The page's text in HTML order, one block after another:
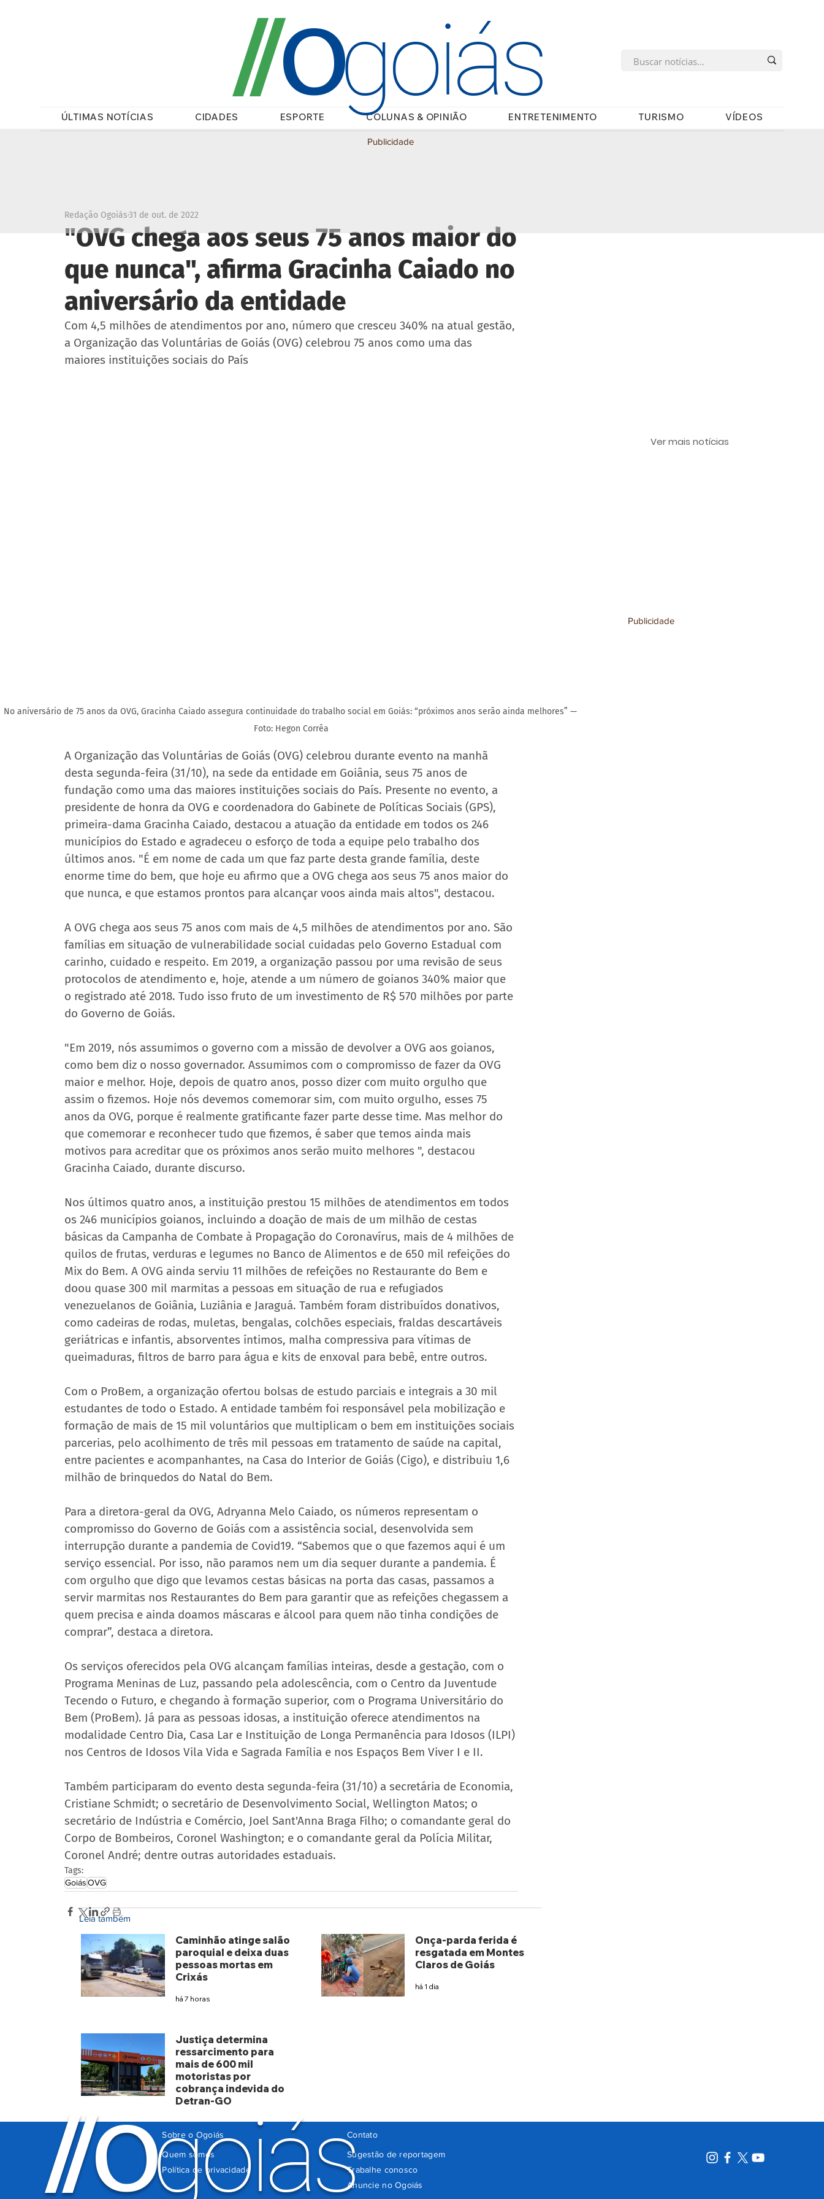
ÚLTIMAS NOTÍCIAS CIDADES ESPORTE COLUNAS & OPINIÃO ENTRETENIMENTO TURISMO VÍDEOS
//Ogoiás
"OVG chega aos seus 75 anos maior do
que nunca", afirma Gracinha Caiado no
aniversário da entidade
Redação Ogoiás31 de out. de 2022
Com 4,5 milhões de atendimentos por ano, número que cresceu 340% na atual gestão,
a Organização das Voluntárias de Goiás (OVG) celebrou 75 anos como uma das
maiores instituições sociais do País
No aniversário de 75 anos da OVG, Gracinha Caiado assegura continuidade do trabalho social em Goiás: “próximos anos serão ainda melhores” —
Foto: Hegon Corrêa
A Organização das Voluntárias de Goiás (OVG) celebrou durante evento na manhã
desta segunda-feira (31/10), na sede da entidade em Goiânia, seus 75 anos de
fundação como uma das maiores instituições sociais do País. Presente no evento, a
presidente de honra da OVG e coordenadora do Gabinete de Políticas Sociais (GPS),
primeira-dama Gracinha Caiado, destacou a atuação da entidade em todos os 246
municípios do Estado e agradeceu o esforço de toda a equipe pelo trabalho dos
últimos anos. "É em nome de cada um que faz parte desta grande família, deste
enorme time do bem, que hoje eu afirmo que a OVG chega aos seus 75 anos maior do
que nunca, e que estamos prontos para alcançar voos ainda mais altos", destacou.
A OVG chega aos seus 75 anos com mais de 4,5 milhões de atendimentos por ano. São
famílias em situação de vulnerabilidade social cuidadas pelo Governo Estadual com
carinho, cuidado e respeito. Em 2019, a organização passou por uma revisão de seus
protocolos de atendimento e, hoje, atende a um número de goianos 340% maior que
o registrado até 2018. Tudo isso fruto de um investimento de R$ 570 milhões por parte
do Governo de Goiás.
"Em 2019, nós assumimos o governo com a missão de devolver a OVG aos goianos,
como bem diz o nosso governador. Assumimos com o compromisso de fazer da OVG
maior e melhor. Hoje, depois de quatro anos, posso dizer com muito orgulho que
assim o fizemos. Hoje nós devemos comemorar sim, com muito orgulho, esses 75
anos da OVG, porque é realmente gratificante fazer parte desse time. Mas melhor do
que comemorar e reconhecer tudo que fizemos, é saber que temos ainda mais
motivos para acreditar que os próximos anos serão muito melhores ", destacou
Gracinha Caiado, durante discurso.
Nos últimos quatro anos, a instituição prestou 15 milhões de atendimentos em todos
os 246 municípios goianos, incluindo a doação de mais de um milhão de cestas
básicas da Campanha de Combate à Propagação do Coronavírus, mais de 4 milhões de
quilos de frutas, verduras e legumes no Banco de Alimentos e de 650 mil refeições do
Mix do Bem. A OVG ainda serviu 11 milhões de refeições no Restaurante do Bem e
doou quase 300 mil marmitas a pessoas em situação de rua e refugiados
venezuelanos de Goiânia, Luziânia e Jaraguá. Também foram distribuídos donativos,
como cadeiras de rodas, muletas, bengalas, colchões especiais, fraldas descartáveis
geriátricas e infantis, absorventes íntimos, malha compressiva para vítimas de
queimaduras, filtros de barro para água e kits de enxoval para bebê, entre outros.
Com o ProBem, a organização ofertou bolsas de estudo parciais e integrais a 30 mil
estudantes de todo o Estado. A entidade também foi responsável pela mobilização e
formação de mais de 15 mil voluntários que multiplicam o bem em instituições sociais
parcerias, pelo acolhimento de três mil pessoas em tratamento de saúde na capital,
entre pacientes e acompanhantes, na Casa do Interior de Goiás (Cigo), e distribuiu 1,6
milhão de brinquedos do Natal do Bem.
Para a diretora-geral da OVG, Adryanna Melo Caiado, os números representam o
compromisso do Governo de Goiás com a assistência social, desenvolvida sem
interrupção durante a pandemia de Covid19. “Sabemos que o que fazemos aqui é um
serviço essencial. Por isso, não paramos nem um dia sequer durante a pandemia. É
com orgulho que digo que levamos cestas básicas na porta das casas, passamos a
servir marmitas nos Restaurantes do Bem para garantir que as refeições chegassem a
quem precisa e ainda doamos máscaras e álcool para quem não tinha condições de
comprar”, destaca a diretora.
Os serviços oferecidos pela OVG alcançam famílias inteiras, desde a gestação, com o
Programa Meninas de Luz, passando pela adolescência, com o Centro da Juventude
Tecendo o Futuro, e chegando à formação superior, com o Programa Universitário do
Bem (ProBem). Já para as pessoas idosas, a instituição oferece atendimentos na
modalidade Centro Dia, Casa Lar e Instituição de Longa Permanência para Idosos (ILPI)
nos Centros de Idosos Vila Vida e Sagrada Família e nos Espaços Bem Viver I e II.
Também participaram do evento desta segunda-feira (31/10) a secretária de Economia,
Cristiane Schmidt; o secretário de Desenvolvimento Social, Wellington Matos; o
secretário de Indústria e Comércio, Joel Sant'Anna Braga Filho; o comandante geral do
Corpo de Bombeiros, Coronel Washington; e o comandante geral da Polícia Militar,
Coronel André; dentre outras autoridades estaduais.
Tags:
GoiásOVG
Publicidade
Publicidade
Ver mais notícias
Leia também
Caminhão atinge salão
paroquial e deixa duas
pessoas mortas em
Crixás
há 7 horas
Onça-parda ferida é
resgatada em Montes
Claros de Goiás
há 1 dia
Justiça determina
ressarcimento para
mais de 600 mil
motoristas por
cobrança indevida do
Detran-GO
há 3 dias
//Ogoiás
Quem somos
Sugestão de reportagem
Trabalhe conosco
Política de privacidade
Anuncie no Ogoiás
Contato
Sobre o Ogoiás